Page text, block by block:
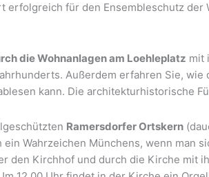
für den Ensembleschutz
die Wohnanlagen am Loehleplatz mit
Außerdem erfahren Sie,
kann. Die architekturhistorische
Ramersdorfer Ortskern
Wahrzeichen Münchens, wenn man
den Kirchhof und durch die Kirche mit